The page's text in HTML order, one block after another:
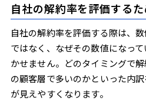
自社の解約率を評価する
自社の解約率を評価する際は、
ではなく、なぜその数値になっ
かせません。どのタイミングで
の顧客層で多いのかといった内
が見えやすくなります。